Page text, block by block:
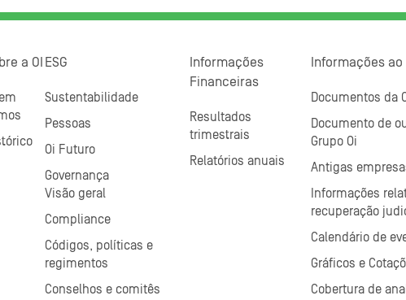
a OI ESG
Sustentabilidade
Pessoas
Oi Futuro
Governança
Visão geral
Compliance
Códigos, políticas e
regimentos
Conselhos e comitês
Informações
Financeiras
Resultados
trimestrais
Relatórios anuais
Informações
Documentos da
Documento de
Grupo Oi
Antigas
Informações
recuperação
Calendário de
Gráficos e
Cobertura de